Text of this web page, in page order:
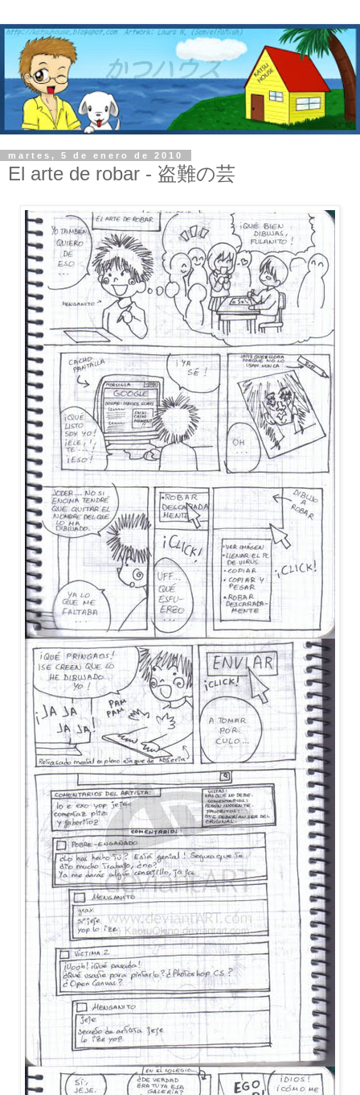
martes, 5 de enero de 2010
El arte de robar - 盗難の芸